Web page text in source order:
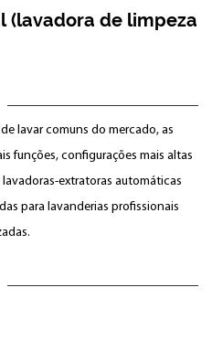
(lavadora de limpeza
lavar comuns do mercado, as
funções, configurações mais altas
extratoras automáticas
para lavanderias profissionais